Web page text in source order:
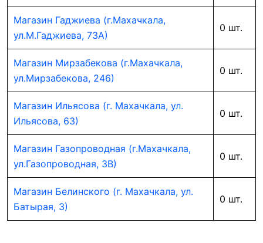
Магазин Гаджиева (г.Махачкала,
ул.М.Гаджиева, 73А)
0 шт.
Магазин Мирзабекова (г.Махачкала,
ул.Мирзабекова, 246)
0 шт.
Магазин Ильясова (г. Махачкала, ул.
Ильясова, 63)
0 шт.
Магазин Газопроводная (г.Махачкала,
ул.Газопроводная, 3В)
0 шт.
Магазин Белинского (г. Махачкала, ул.
Батырая, 3)
0 шт.